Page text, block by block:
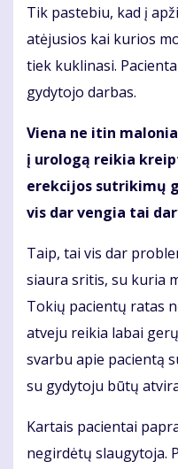
Tik pastebiu, kad į
atėjusios kai kurios
tiek kuklinasi.
gydytojo darbas.
Viena ne itin
į urologą reikia
erekcijos sutrikimų
vis dar vengia tai
Taip, tai vis dar
siaura sritis, su kuria
Tokių pacientų ratas
atveju reikia labai
svarbu apie pacientą
su gydytoju būtų
Kartais pacientai
negirdėtų slaugytoja.